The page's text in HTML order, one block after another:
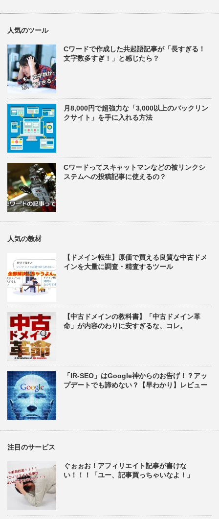
人気のツール
Cワードで作成した共起語記事が「長すぎる！
文字数多すぎ！」と感じたら？
月8,000円で超強力な「3,000以上のバックリン
クサイト」を手に入れる方法
Cワードってスキャットマンなどの被リンクシ
ステムへの投稿記事に使えるの？
人気の教材
【ドメイン転生】原価で買える良質な中古ドメ
インを大量に調査・精査するツール
【中古ドメインの教科書】「中古ドメイン革
命」が内容のわりに安すぎるな、コレ。
「IR-SEO」はGoogle神からのお告げ！？アッ
プデートでも諦めない？【早わかり】レビュー
注目のサービス
ぐぉぉお！アフィリエイト記事が書けな
い！！！「ユー、記事買っちゃいなよ！」